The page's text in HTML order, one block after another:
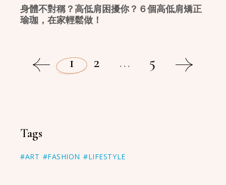
身體不對稱？高低肩困擾你？６個高低肩矯正
瑜珈，在家輕鬆做！
1 2 ... 5
Tags
#ART #FASHION #LIFESTYLE